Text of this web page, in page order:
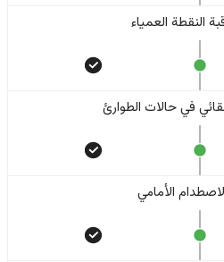
النقطة العمياء
في حالات الطوارئ
الأمامي